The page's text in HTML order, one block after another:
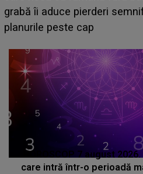
face o MĂRTURISIRE
sa: "I-am spus și ei în față,
HOROSCOP 7 august
care intră într-o perioadă